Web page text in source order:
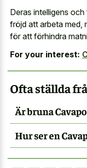
Deras intelligens
fröjd att arbeta med,
för att förhindra
For your interest:
Ofta ställda
Är bruna
Hur ser en